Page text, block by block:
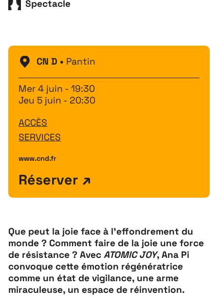
Spectacle
Que peut la joie face à l’effondrement du
monde ? Comment faire de la joie une force
de résistance ? AvecATOMIC JOY, Ana Pi
convoque cette émotion régénératrice
comme un état de vigilance, une arme
miraculeuse, un espace de réinvention.
CN D • Pantin
Mer 4 juin - 19:30
Jeu 5 juin - 20:30
ACCÈS
SERVICES
www.cnd.fr
Réserver